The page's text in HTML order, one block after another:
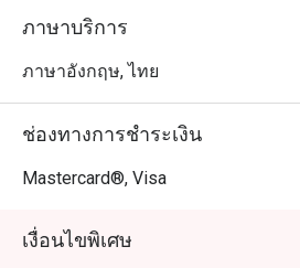
เหมาะสำหรับครอบครัว กลุ่มเพื่อน
ร่วมงาน เมนูเด่น ได้แก่ ซีฟู้ดกริลล์ ไ
หวานยอดนิยม
เหมาะสำหรับ: คนท้องถิ่นที่มองหาบุ
มังสวิรัติ อาหารเอเชีย และสเตชันป
ชอบด้วยทำเลสะดวกใกล้เซ็นทรัลเวิ
ข้อเสนอ Eatigo: จองผ่านแอปหรือเว็บ
ภาษาบริการ
ภาษาอังกฤษ, ไทย
ช่องทางการชำระเงิน
Mastercard®, Visa
เงื่อนไขพิเศษ